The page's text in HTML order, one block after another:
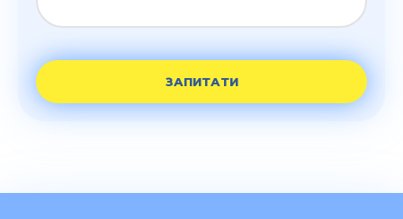
ЗАПИТАТИ